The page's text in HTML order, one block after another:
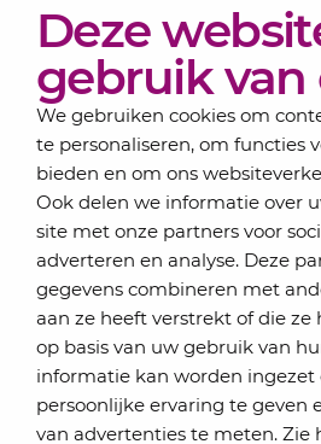
Deze
gebruik van
We gebruiken cookies om
te personaliseren, om functies
bieden en om ons
Ook delen we informatie over
site met onze partners voor
adverteren en analyse. Deze
gegevens combineren met
aan ze heeft verstrekt of die ze
op basis van uw gebruik van
informatie kan worden ingezet
persoonlijke ervaring te geven
van advertenties te meten. Zie
Actueel
Over Lansigt
Contact
Schrijf je in voor onze
Elke maand bundelen de
de eSigt het nieuws.
Jouw emailadres
Inschrijven